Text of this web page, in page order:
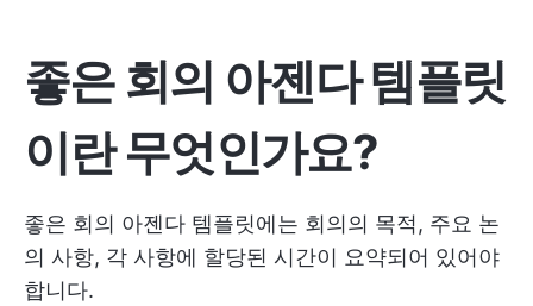
좋은 회의 아젠다 템플릿
이란 무엇인가요?
좋은 회의 아젠다 템플릿에는 회의의 목적, 주요 논
의 사항, 각 사항에 할당된 시간이 요약되어 있어야
합니다.